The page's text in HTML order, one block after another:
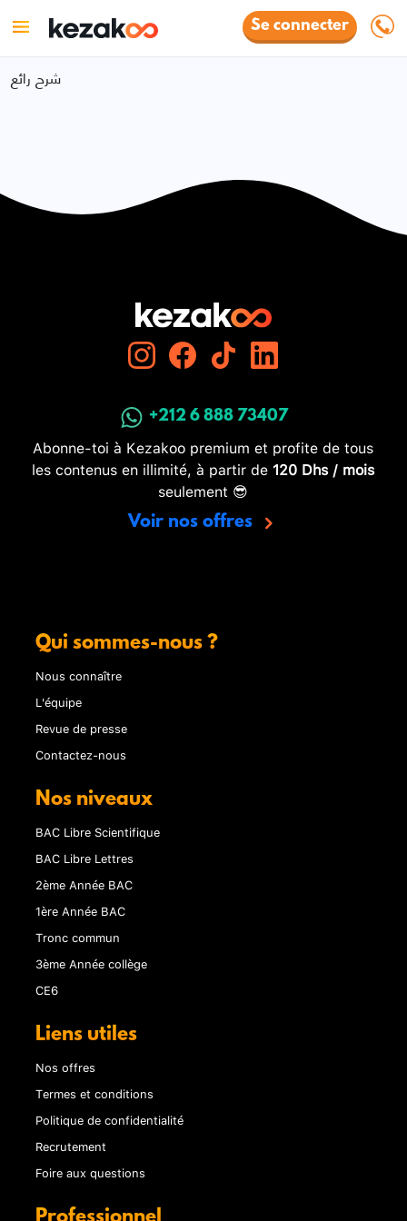
Se connecter
شرح رائع
+212 6 888 73407
Abonne-toi à Kezakoo premium et profite de tous
les contenus en illimité, à partir de 120 Dhs / mois
seulement 😎
Voir nos offres
Qui sommes-nous ?
Nous connaître
L'équipe
Revue de presse
Contactez-nous
Nos niveaux
BAC Libre Scientifique
BAC Libre Lettres
2ème Année BAC
1ère Année BAC
Tronc commun
3ème Année collège
CE6
Liens utiles
Nos offres
Termes et conditions
Politique de confidentialité
Recrutement
Foire aux questions